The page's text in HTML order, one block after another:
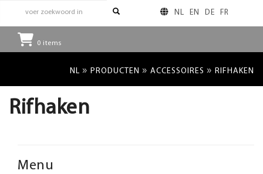
NL EN DE FR
0 items
NL » PRODUCTEN » ACCESSOIRES » RIFHAKEN
Rifhaken
Menu